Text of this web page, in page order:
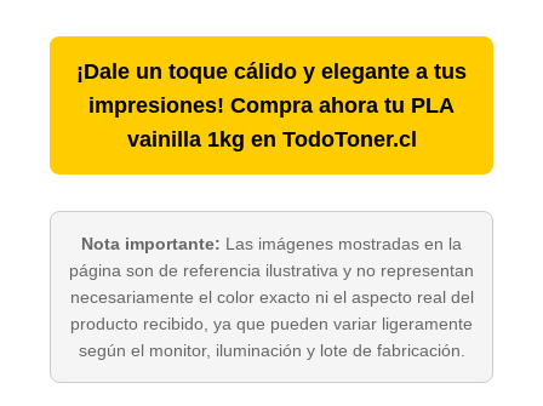
¡Dale un toque cálido y elegante a tus
impresiones! Compra ahora tu PLA
vainilla 1kg en TodoToner.cl
Nota importante: Las imágenes mostradas en la
página son de referencia ilustrativa y no representan
necesariamente el color exacto ni el aspecto real del
producto recibido, ya que pueden variar ligeramente
según el monitor, iluminación y lote de fabricación.